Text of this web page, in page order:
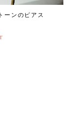
ーンのピアス